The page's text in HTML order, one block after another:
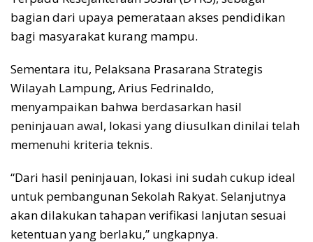
bagian dari upaya pemerataan akses pendidikan
bagi masyarakat kurang mampu.
Sementara itu, Pelaksana Prasarana Strategis
Wilayah Lampung, Arius Fedrinaldo,
menyampaikan bahwa berdasarkan hasil
peninjauan awal, lokasi yang diusulkan dinilai telah
memenuhi kriteria teknis.
“Dari hasil peninjauan, lokasi ini sudah cukup ideal
untuk pembangunan Sekolah Rakyat. Selanjutnya
akan dilakukan tahapan verifikasi lanjutan sesuai
ketentuan yang berlaku,” ungkapnya.